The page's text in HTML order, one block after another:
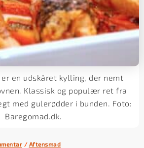
en udskåret kylling, der nemt
Klassisk og populær ret fra
med gulerødder i bunden. Foto:
Baregomad.dk.
/ Aftensmad